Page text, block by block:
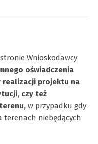
Wnioskodawcy
oświadczenia
realizacji projektu na
czy też
w przypadku gdy
terenach niebędących